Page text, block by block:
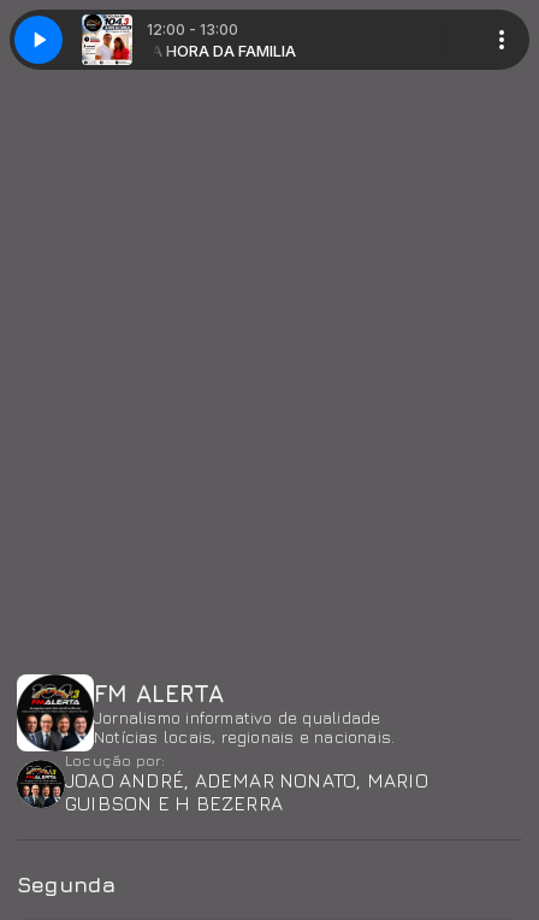
12:00 - 13:00
A HORA DA FAMILIA
FM ALERTA
Jornalismo informativo de qualidade
Notícias locais, regionais e nacionais.
Locução por:
JOAO ANDRÉ, ADEMAR NONATO, MARIO
GUIBSON E H BEZERRA
Segunda